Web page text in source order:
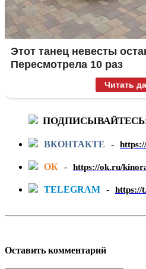
Этот танец невесты
Пересмотрела 10 раз
Читать
ПОДПИСЫВАЙТЕСЬ:
ВКОНТАКТЕ -
ОК - https://ok.ru/
TELEGRAM - https://
Оставить комментарий